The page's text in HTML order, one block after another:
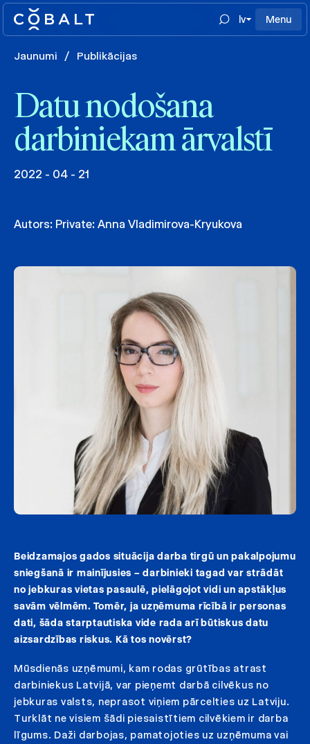
lv Menu
Jaunumi / Publikācijas
Datu nodošana
darbiniekam ārvalstī
2022 - 04 - 21
Autors: Private: Anna Vladimirova-Kryukova
Beidzamajos gados situācija darba tirgū un pakalpojumu
sniegšanā ir mainījusies – darbinieki tagad var strādāt
no jebkuras vietas pasaulē, pielāgojot vidi un apstākļus
savām vēlmēm. Tomēr, ja uzņēmuma rīcībā ir personas
dati, šāda starptautiska vide rada arī būtiskus datu
aizsardzības riskus. Kā tos novērst?
Mūsdienās uzņēmumi, kam rodas grūtības atrast
darbiniekus Latvijā, var pieņemt darbā cilvēkus no
jebkuras valsts, neprasot viņiem pārcelties uz Latviju.
Turklāt ne visiem šādi piesaistītiem cilvēkiem ir darba
līgums. Daži darbojas, pamatojoties uz uzņēmuma vai